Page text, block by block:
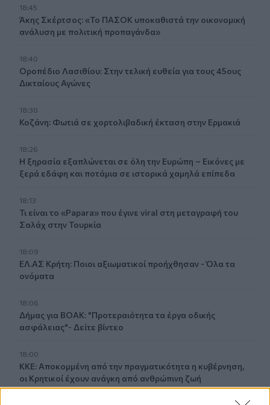
18:45
Άκης Σκέρτσος: «Το ΠΑΣΟΚ υποκαθιστά την οικονομική
ανάλυση με πολιτική προπαγάνδα»
18:40
Οροπέδιο Λασιθίου: Στην τελική ευθεία για τους 45ους
Δικταίους Αγώνες
18:30
Κοζάνη: Φωτιά σε χορτολιβαδική έκταση στην Ερμακιά
18:26
Η ξηρασία εξαπλώνεται σε όλη την Ευρώπη – Εικόνες με
ξερά εδάφη και ποτάμια σε ιστορικά χαμηλά επίπεδα
18:13
Τι είναι το «Papara» που έγινε viral στη μεταγραφή του
Σαλάχ στην Τουρκία
18:09
ΕΛ.ΑΣ Κρήτη: Ποιοι αξιωματικοί προήχθησαν - Όλα τα
ονόματα
18:06
Δήμας για ΒΟΑΚ: "Προτεραιότητα τα έργα οδικής
ασφάλειας"- Δείτε βίντεο
18:00
ΚΚΕ: Αποκομμένη από την πραγματικότητα η κυβέρνηση,
οι Κρητικοί έχουν ανάγκη από ανθρώπινη ζωή